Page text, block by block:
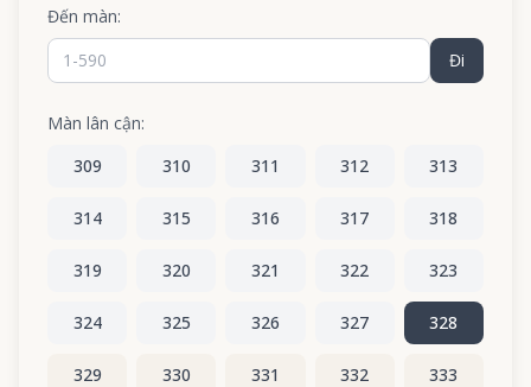
Đến màn:
Đi
Màn lân cận:
309
310 311 312 313
314 315 316 317 318
319 320 321 322 323
324 325 326 327 328
329 330 331 332 333